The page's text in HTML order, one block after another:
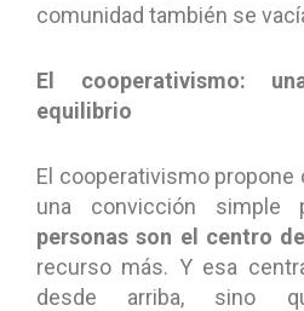
comunidad también se
El cooperativismo:
equilibrio
El cooperativismo propone
una convicción simple
personas son el centro
recurso más. Y esa
desde arriba, sino